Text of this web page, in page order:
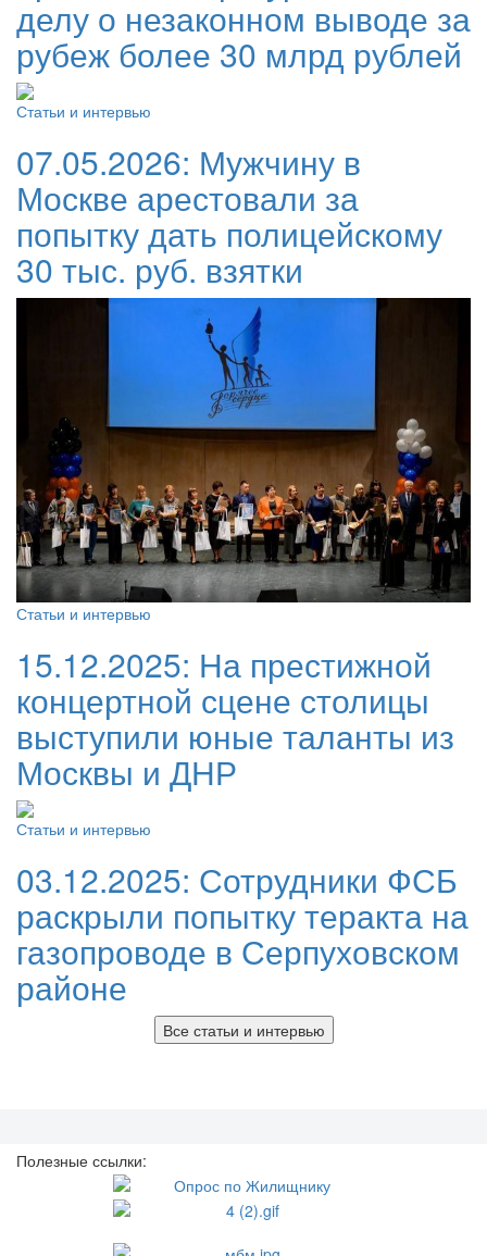
делу о незаконном выводе за
рубеж более 30 млрд рублей
Статьи и интервью
07.05.2026: Мужчину в
Москве арестовали за
попытку дать полицейскому
30 тыс. руб. взятки
Статьи и интервью
15.12.2025: На престижной
концертной сцене столицы
выступили юные таланты из
Москвы и ДНР
Статьи и интервью
03.12.2025: Сотрудники ФСБ
раскрыли попытку теракта на
газопроводе в Серпуховском
районе
Все статьи и интервью
Полезные ссылки: